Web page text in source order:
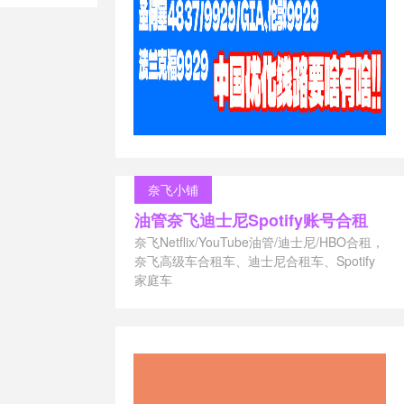
奈飞小铺
油管奈飞迪士尼Spotify账号合租
奈飞Netflix/YouTube油管/迪士尼/HBO合租，
奈飞高级车合租车、迪士尼合租车、Spotify
家庭车